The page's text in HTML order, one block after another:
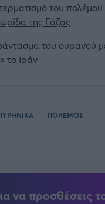
του πολέμου
της Γάζας
του ουρανού
το Ιράν
ΠΟΛΕΜΟΣ
να προσθέσεις